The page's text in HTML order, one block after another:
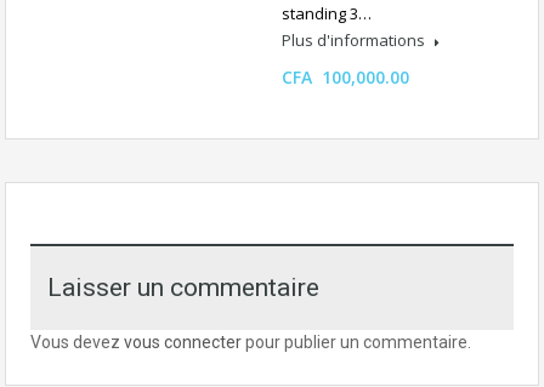
standing 3…
Plus d'informations
CFA 100,000.00
Laisser un commentaire
Vous devez vous connecterpour publier un commentaire.